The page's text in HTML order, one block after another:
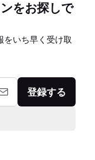
をお探しで
をいち早く受け取
登録する